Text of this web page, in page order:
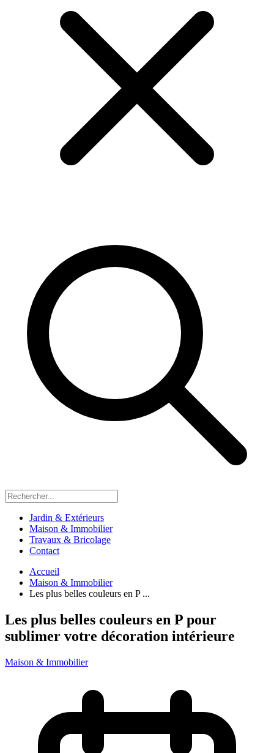
Jardin & Extérieurs
Maison & Immobilier
Travaux & Bricolage
Contact
Accueil
Maison & Immobilier
Les plus belles couleurs en P ...
Les plus belles couleurs en P pour
sublimer votre décoration intérieure
Maison & Immobilier